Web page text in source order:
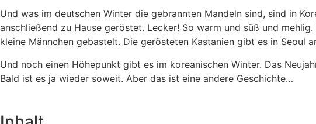
Und was im deutschen Winter die gebrannten Mandeln sind, sind in
anschließend zu Hause geröstet. Lecker! So warm und süß und
kleine Männchen gebastelt. Die gerösteten Kastanien gibt es in Seoul
Und noch einen Höhepunkt gibt es im koreanischen Winter. Das
Bald ist es ja wieder soweit. Aber das ist eine andere Geschichte…